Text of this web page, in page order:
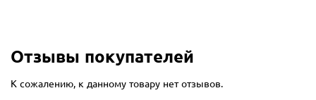
Отзывы покупателей
К сожалению, к данному товару нет отзывов.